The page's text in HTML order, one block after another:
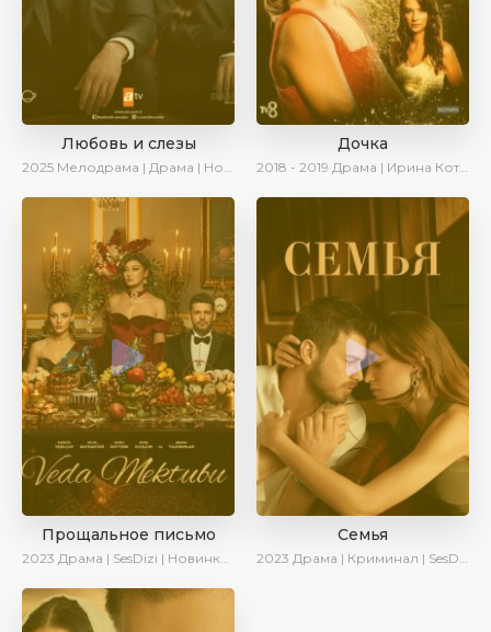
Любовь и слезы
2025 Мелодрама | Драма | Новинки | Сериалы 2025
Дочка
2018 - 2019 Драма | Ирина Котова
Прощальное письмо
2023 Драма | SesDizi | Новинки | Сериалы 2023
Семья
2023 Драма | Криминал | SesDizi | Ирина Котова | AveTurk | Сериалы 2023